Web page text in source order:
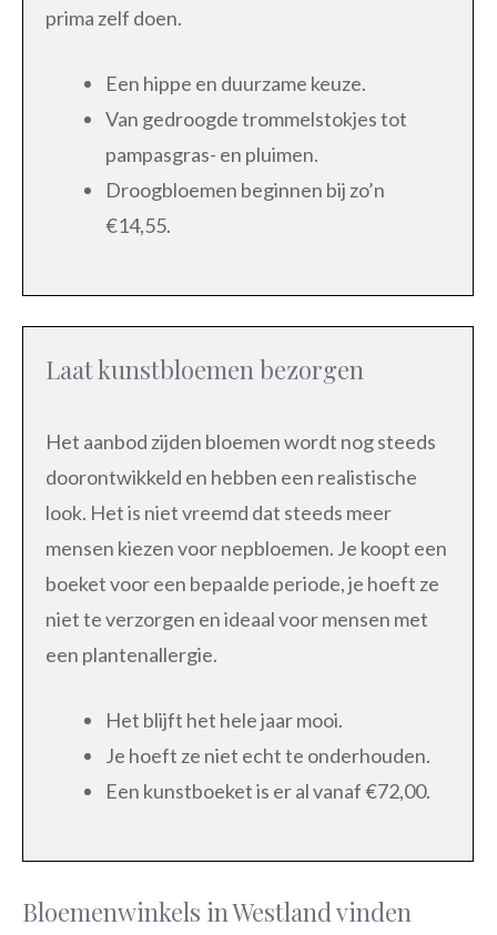
prima zelf doen.
Een hippe en duurzame keuze.
Van gedroogde trommelstokjes tot
pampasgras- en pluimen.
Droogbloemen beginnen bij zo’n
€14,55.
Laat kunstbloemen bezorgen
Het aanbod zijden bloemen wordt nog steeds
doorontwikkeld en hebben een realistische
look. Het is niet vreemd dat steeds meer
mensen kiezen voor nepbloemen. Je koopt een
boeket voor een bepaalde periode, je hoeft ze
niet te verzorgen en ideaal voor mensen met
een plantenallergie.
Het blijft het hele jaar mooi.
Je hoeft ze niet echt te onderhouden.
Een kunstboeket is er al vanaf €72,00.
Bloemenwinkels in Westland vinden